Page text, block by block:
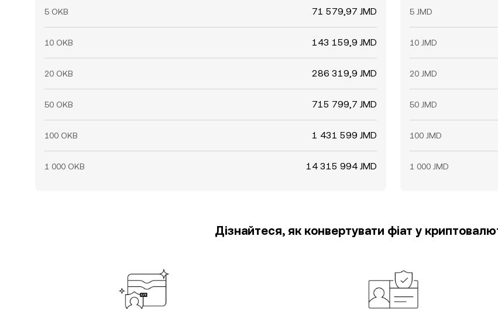
5 OKB 71 579,97 JMD
10 OKB 143 159,9 JMD
20 OKB 286 319,9 JMD
50 OKB 715 799,7 JMD
100 OKB 1 431 599 JMD
1 000 OKB 14 315 994 JMD
5 JMD
10 JMD
20 JMD
50 JMD
100 JMD
1 000 JMD
Дізнайтеся, як конвертувати фіат у